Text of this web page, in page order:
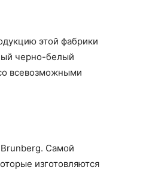
этой фабрики
черно-белый
всевозможными
Самой
изготовляются